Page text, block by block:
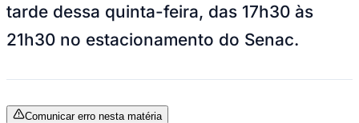
tarde dessa quinta-feira, das 17h30 às
21h30 no estacionamento do Senac.
Comunicar erro nesta matéria